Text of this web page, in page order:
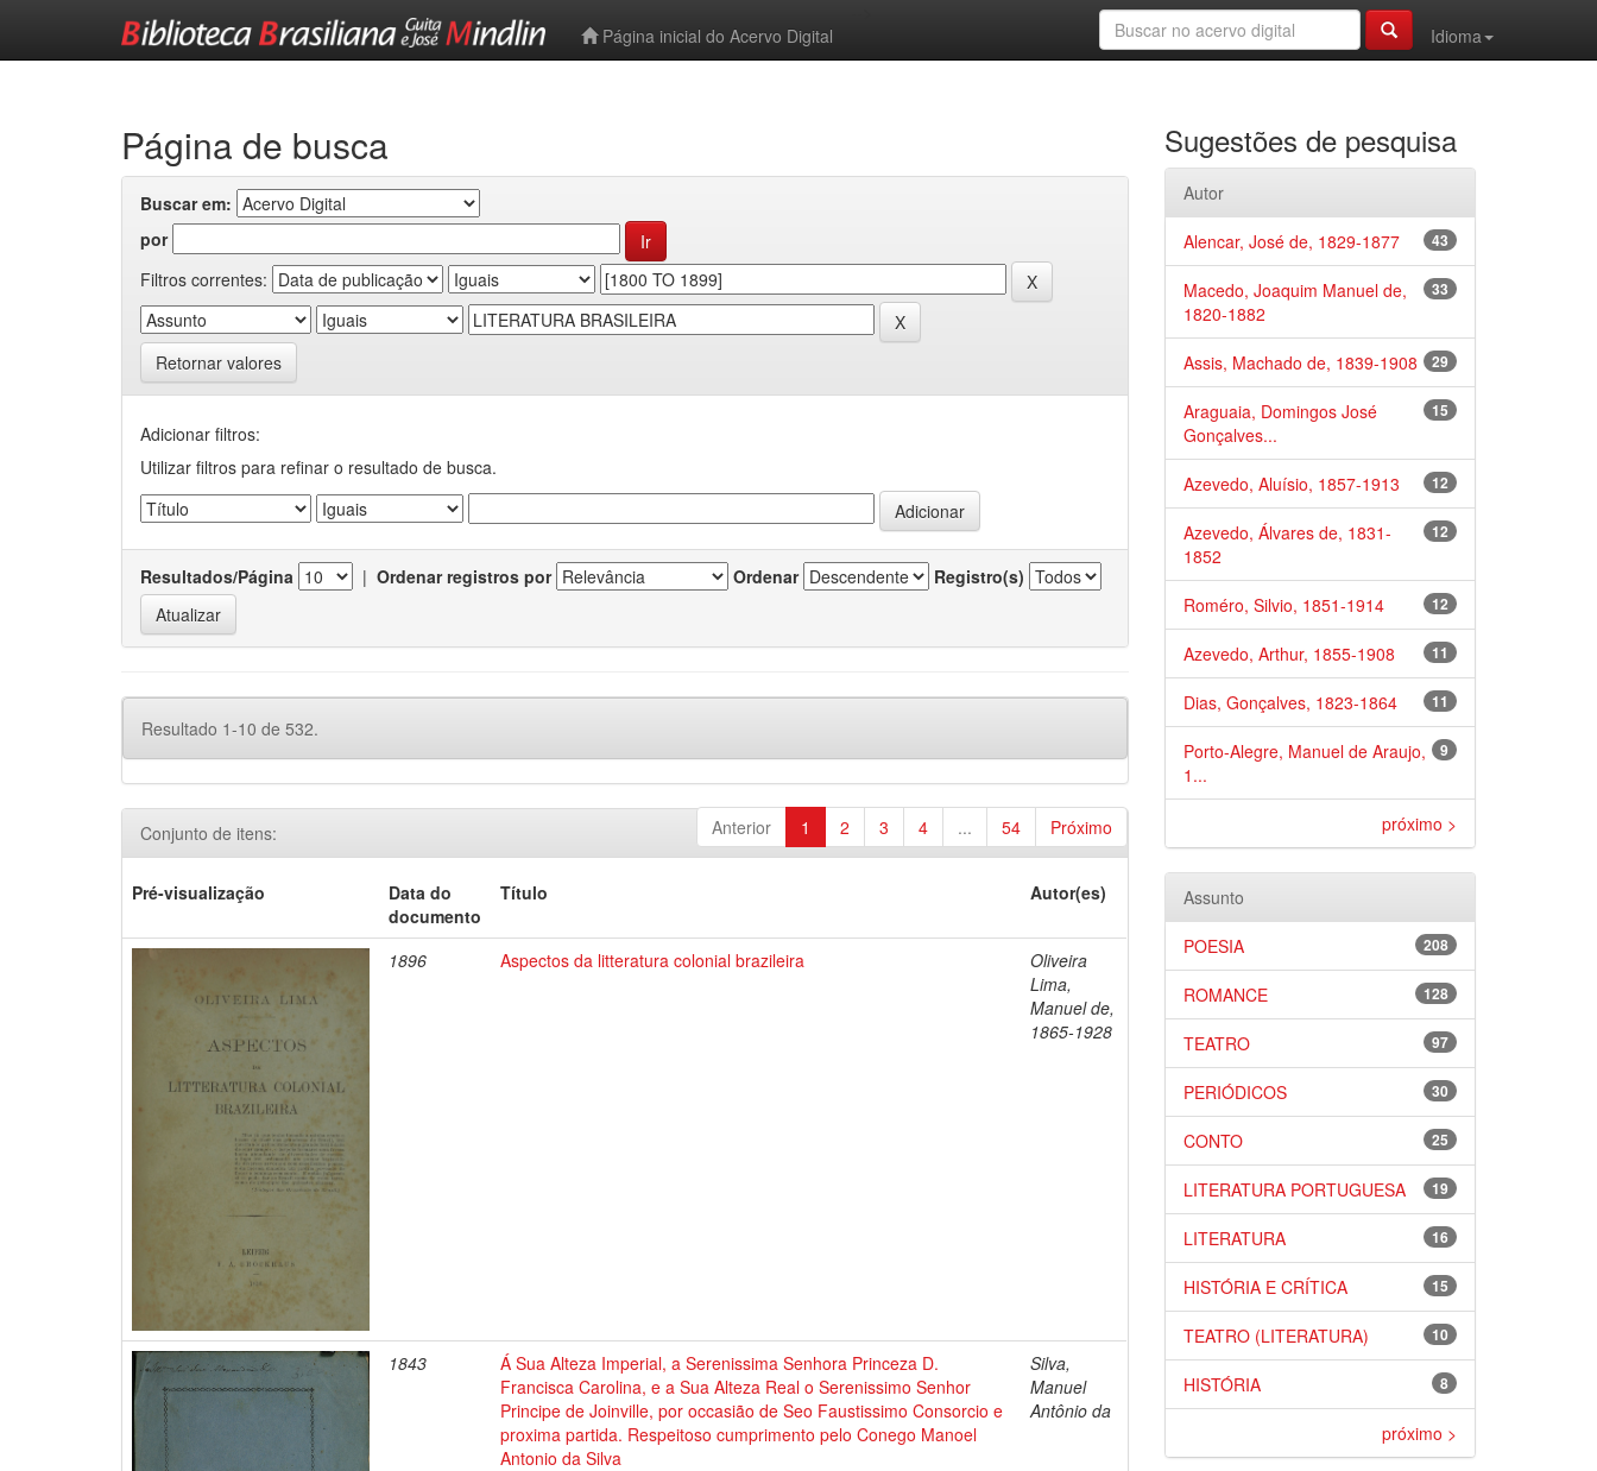
Página inicial do Acervo Digital
Idioma
Página de busca
Buscar em:
por
Filtros correntes:
Retornar valores
Adicionar filtros:
Utilizar filtros para refinar o resultado de busca.
Resultados/Página | Ordenar registros por Ordenar Registro(s)
Resultado 1-10 de 532.
Anterior 1 2 3 4 ... 54 Próximo
Conjunto de itens:
Pré-visualização
Data do
documento
Título Autor(es)
1896 Aspectos da litteratura colonial brazileira
Oliveira
Lima,
Manuel de,
1865-1928
1843
Á Sua Alteza Imperial, a Serenissima Senhora Princeza D.
Francisca Carolina, e a Sua Alteza Real o Serenissimo Senhor
Principe de Joinville, por occasião de Seo Faustissimo Consorcio e
proxima partida. Respeitoso cumprimento pelo Conego Manoel
Antonio da Silva
Silva,
Manuel
Antônio da
Sugestões de pesquisa
Autor
43
Alencar, José de, 1829-1877
33
Macedo, Joaquim Manuel de,
1820-1882
29
Assis, Machado de, 1839-1908
15
Araguaia, Domingos José
Gonçalves...
12
Azevedo, Aluísio, 1857-1913
12
Azevedo, Álvares de, 1831-
1852
12
Roméro, Silvio, 1851-1914
11
Azevedo, Arthur, 1855-1908
11
Dias, Gonçalves, 1823-1864
9
Porto-Alegre, Manuel de Araujo,
1...
próximo >
Assunto
208
POESIA
128
ROMANCE
97
TEATRO
30
PERIÓDICOS
25
CONTO
19
LITERATURA PORTUGUESA
16
LITERATURA
15
HISTÓRIA E CRÍTICA
10
TEATRO (LITERATURA)
8
HISTÓRIA
próximo >